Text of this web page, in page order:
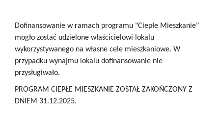
Dofinansowanie w ramach programu "Ciepłe Mieszkanie"
mogło zostać udzielone właścicielowi lokalu
wykorzystywanego na własne cele mieszkaniowe. W
przypadku wynajmu lokalu dofinansowanie nie
przysługiwało.
PROGRAM CIEPŁE MIESZKANIE ZOSTAŁ ZAKOŃCZONY Z
DNIEM 31.12.2025.